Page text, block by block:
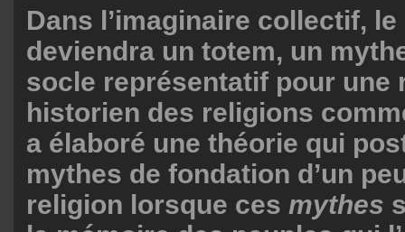
Dans l’imaginaire collectif,
deviendra un totem, un
socle représentatif pour une
historien des religions
a élaboré une théorie qui
mythes de fondation d’un
religion lorsque ces mythes